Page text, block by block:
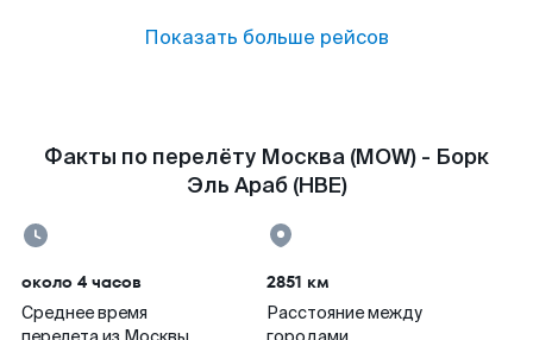
Показать больше рейсов
Факты по перелёту Москва (MOW) - Борк
Эль Араб (HBE)
около 4 часов
Среднее время
2851 км
Расстояние между